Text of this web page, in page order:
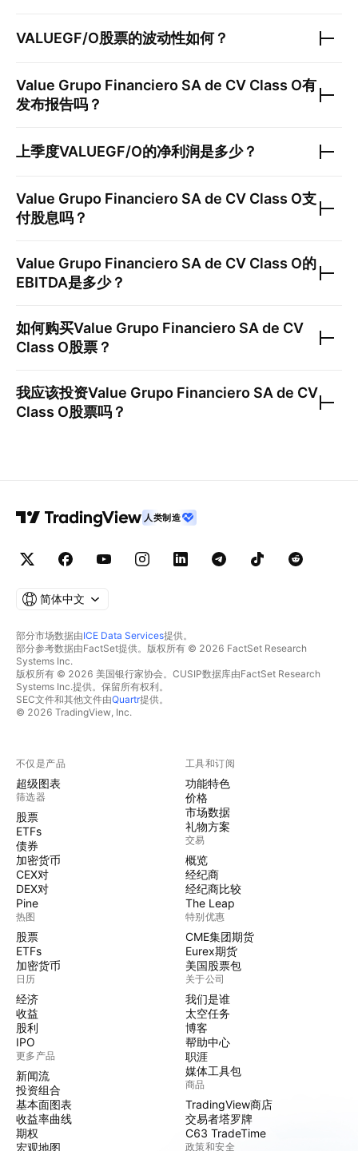
VALUEGF/O股票的波动性如何？
Value Grupo Financiero SA de CV Class O有
发布报告吗？
上季度VALUEGF/O的净利润是多少？
Value Grupo Financiero SA de CV Class O支
付股息吗？
Value Grupo Financiero SA de CV Class O的
EBITDA是多少？
如何购买Value Grupo Financiero SA de CV
Class O股票？
我应该投资Value Grupo Financiero SA de CV
Class O股票吗？
人类制造
简体中文
部分市场数据由ICE Data Services提供。
部分参考数据由FactSet提供。版权所有 © 2026 FactSet Research
Systems Inc.
版权所有 © 2026 美国银行家协会。CUSIP数据库由FactSet Research
Systems Inc.提供。保留所有权利。
SEC文件和其他文件由Quartr提供。
© 2026 TradingView, Inc.
不仅是产品
超级图表
筛选器
股票
ETFs
债券
加密货币
CEX对
DEX对
Pine
热图
股票
ETFs
加密货币
日历
经济
收益
股利
IPO
更多产品
新闻流
投资组合
基本面图表
收益率曲线
期权
宏观地图
工具和订阅
功能特色
价格
市场数据
礼物方案
交易
概览
经纪商
经纪商比较
The Leap
特别优惠
CME集团期货
Eurex期货
美国股票包
关于公司
我们是谁
太空任务
博客
帮助中心
职涯
媒体工具包
商品
TradingView商店
交易者塔罗牌
C63 TradeTime
政策和安全